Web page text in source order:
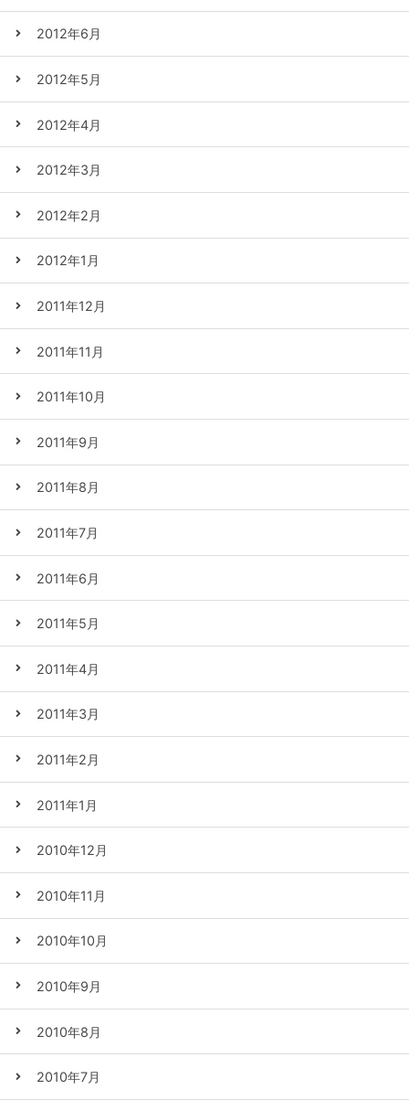
2012年6月
2012年5月
2012年4月
2012年3月
2012年2月
2012年1月
2011年12月
2011年11月
2011年10月
2011年9月
2011年8月
2011年7月
2011年6月
2011年5月
2011年4月
2011年3月
2011年2月
2011年1月
2010年12月
2010年11月
2010年10月
2010年9月
2010年8月
2010年7月